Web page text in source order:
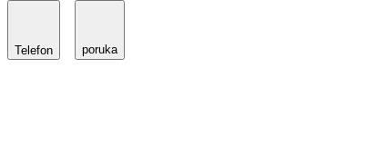
Telefon poruka